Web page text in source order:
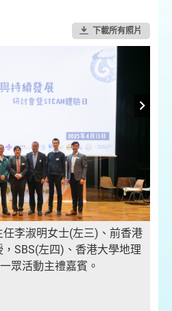
下載所有照片
李淑明女士(左三)、前香港
SBS(左四)、香港大學地理
眾活動主禮嘉賓。